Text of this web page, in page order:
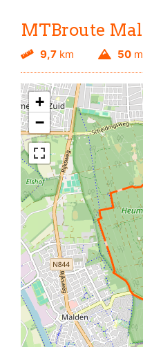
MTBroute
9,7km 50m
+
−